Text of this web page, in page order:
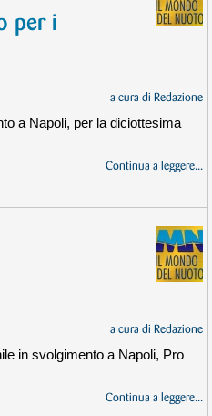
per i
a cura di Redazione
a Napoli, per la diciottesima
Continua a leggere...
a cura di Redazione
in svolgimento a Napoli, Pro
Continua a leggere...